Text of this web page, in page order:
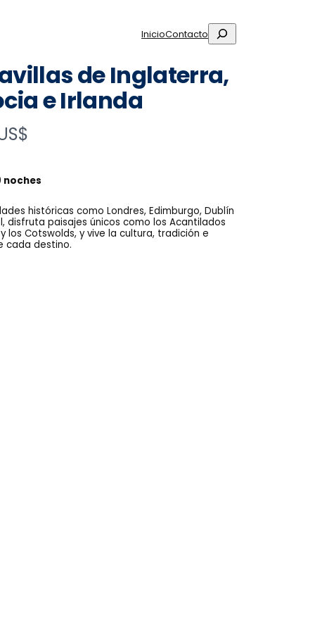
InicioContactoBuscar
de Inglaterra,
e Irlanda
noches
históricas como Londres, Edimburgo, Dublín
disfruta paisajes únicos como los Acantilados
los Cotswolds, y vive la cultura, tradición e
cada destino.